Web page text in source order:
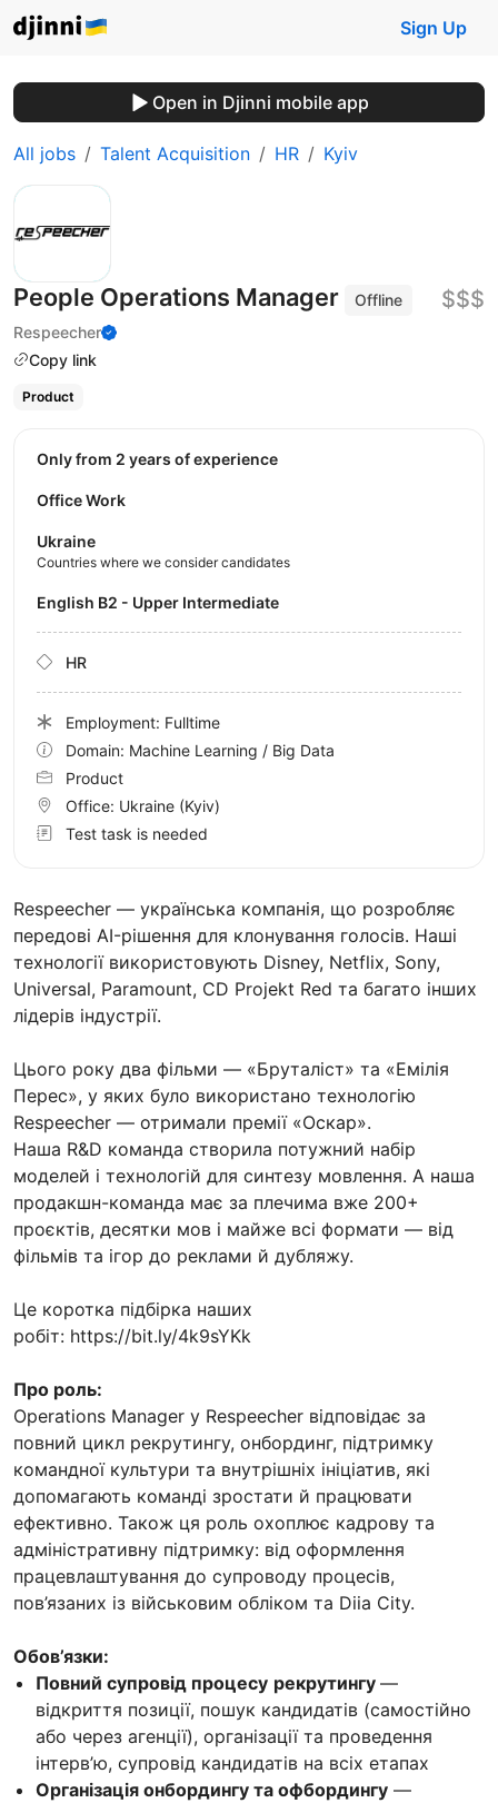
Sign Up
Open in Djinni mobile app
All jobs Talent Acquisition HR Kyiv
People Operations Manager
Offline
Respeecher
Copy link
$$$
Product
Respeecher — українська компанія, що розробляє
передові AI-рішення для клонування голосів. Наші
технології використовують Disney, Netflix, Sony,
Universal, Paramount, CD Projekt Red та багато інших
лідерів індустрії.
Цього року два фільми — «Бруталіст» та «Емілія
Перес», у яких було використано технологію
Respeecher — отримали премії «Оскар».
Наша R&D команда створила потужний набір
моделей і технологій для синтезу мовлення. А наша
продакшн-команда має за плечима вже 200+
проєктів, десятки мов і майже всі формати — від
фільмів та ігор до реклами й дубляжу.
Це коротка підбірка наших
робіт: https://bit.ly/4k9sYKk
Про роль:
Operations Manager у Respeecher відповідає за
повний цикл рекрутингу, онбординг, підтримку
командної культури та внутрішніх ініціатив, які
допомагають команді зростати й працювати
ефективно. Також ця роль охоплює кадрову та
адміністративну підтримку: від оформлення
працевлаштування до супроводу процесів,
пов’язаних із військовим обліком та Diia City.
Обов’язки:
Повний супровід процесу рекрутингу —
відкриття позиції, пошук кандидатів (самостійно
або через агенції), організації та проведення
інтерв’ю, супровід кандидатів на всіх етапах
Організація онбордингу та офбордингу —
Only from 2 years of experience
Office Work
Ukraine
Countries where we consider candidates
English B2 - Upper Intermediate
HR
Employment: Fulltime
Domain: Machine Learning / Big Data
Product
Office: Ukraine (Kyiv)
Test task is needed